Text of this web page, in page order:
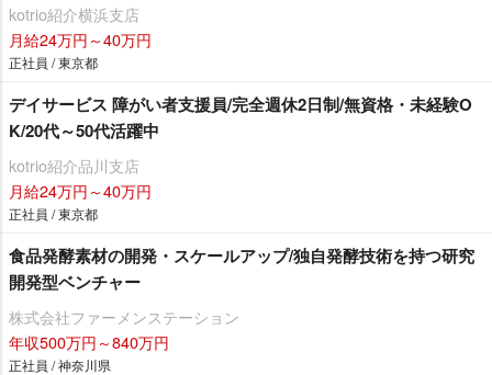
kotrio紹介横浜支店
月給24万円～40万円
正社員 / 東京都
デイサービス 障がい者支援員/完全週休2日制/無資格・未経験O
K/20代～50代活躍中
kotrio紹介品川支店
月給24万円～40万円
正社員 / 東京都
食品発酵素材の開発・スケールアップ/独自発酵技術を持つ研究
開発型ベンチャー
株式会社ファーメンステーション
年収500万円～840万円
正社員 / 神奈川県